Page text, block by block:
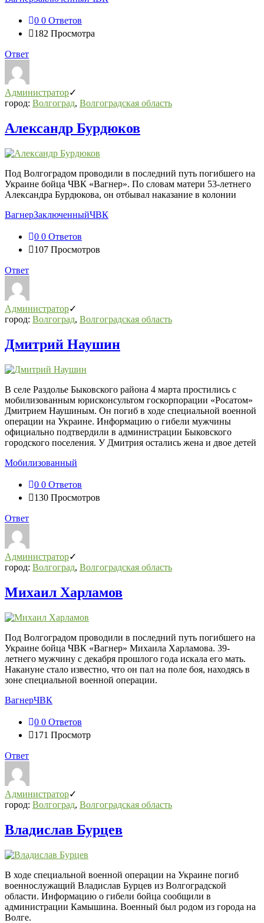
0 0 Ответов
182 Просмотра
Ответ
Администратор
город: Волгоград, Волгоградская область
Александр Бурдюков
Под Волгоградом проводили в последний путь погибшего на
Украине бойца ЧВК «Вагнер». По словам матери 53-летнего
Александра Бурдюкова, он отбывал наказание в колонии
ВагнерЗаключенныйЧВК
0 0 Ответов
107 Просмотров
Ответ
Администратор
город: Волгоград, Волгоградская область
Дмитрий Наушин
В селе Раздолье Быковского района 4 марта простились с
мобилизованным юрисконсультом госкорпорации «Росатом»
Дмитрием Наушиным. Он погиб в ходе специальной военной
операции на Украине. Информацию о гибели мужчины
официально подтвердили в администрации Быковского
городского поселения. У Дмитрия остались жена и двое детей
Мобилизованный
0 0 Ответов
130 Просмотров
Ответ
Администратор
город: Волгоград, Волгоградская область
Михаил Харламов
Под Волгоградом проводили в последний путь погибшего на
Украине бойца ЧВК «Вагнер» Михаила Харламова. 39-
летнего мужчину с декабря прошлого года искала его мать.
Накануне стало известно, что он пал на поле боя, находясь в
зоне специальной военной операции.
ВагнерЧВК
0 0 Ответов
171 Просмотр
Ответ
Администратор
город: Волгоград, Волгоградская область
Владислав Бурцев
В ходе специальной военной операции на Украине погиб
военнослужащий Владислав Бурцев из Волгоградской
области. Информацию о гибели бойца сообщили в
администрации Камышина. Военный был родом из города на
Волге.